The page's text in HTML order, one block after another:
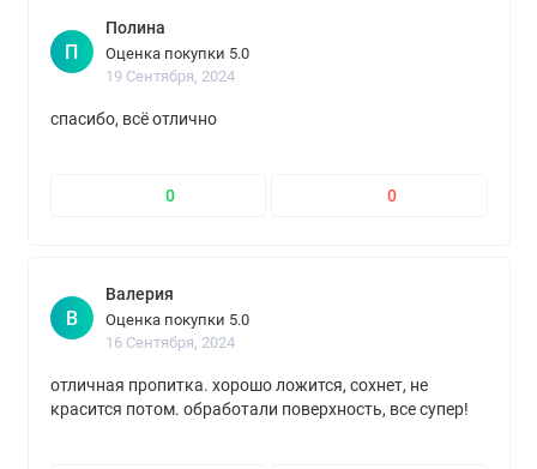
П
Полина
Оценка покупки 5.0
19 Сентября, 2024
спасибо, всё отлично
0 0
В
Валерия
Оценка покупки 5.0
16 Сентября, 2024
отличная пропитка. хорошо ложится, сохнет, не
красится потом. обработали поверхность, все супер!